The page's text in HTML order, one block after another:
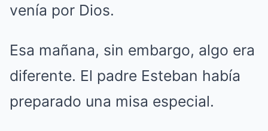
venía por Dios.
Esa mañana, sin embargo, algo era
diferente. El padre Esteban había
preparado una misa especial.